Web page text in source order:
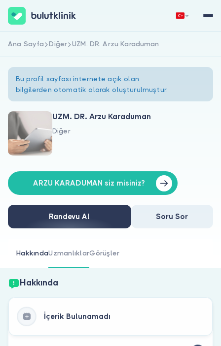
Hakkımızda
Doktorlar için
Doktor musunuz?
Hemen Kaydol Giriş Yap
Ana Sayfa Diğer UZM. DR. Arzu Karaduman
Bu profil sayfası internete açık olan
bilgilerden otomatik olarak oluşturulmuştur.
UZM. DR. Arzu Karaduman
Diğer
ARZU KARADUMAN siz misiniz?
Randevu Al Soru Sor
HakkındaUzmanlıklarGörüşler
Hakkında
İçerik Bulunamadı